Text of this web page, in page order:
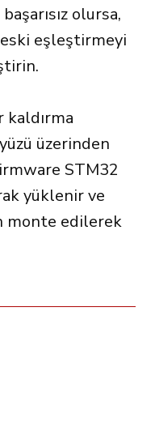
olursa,
eşleştirmeyi
kaldırma
üzerinden
STM32
yüklenir ve
monte edilerek